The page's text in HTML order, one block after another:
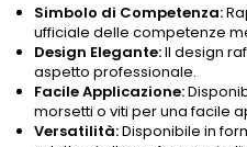
Simbolo di Competenza:
ufficiale delle competenze
Design Elegante:Il design
aspetto professionale.
Facile Applicazione:
morsetti o viti per una facile
Versatilità:Disponibile in